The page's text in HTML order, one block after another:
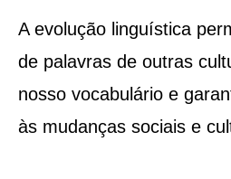
A evolução linguística
de palavras de outras
nosso vocabulário e
às mudanças sociais e